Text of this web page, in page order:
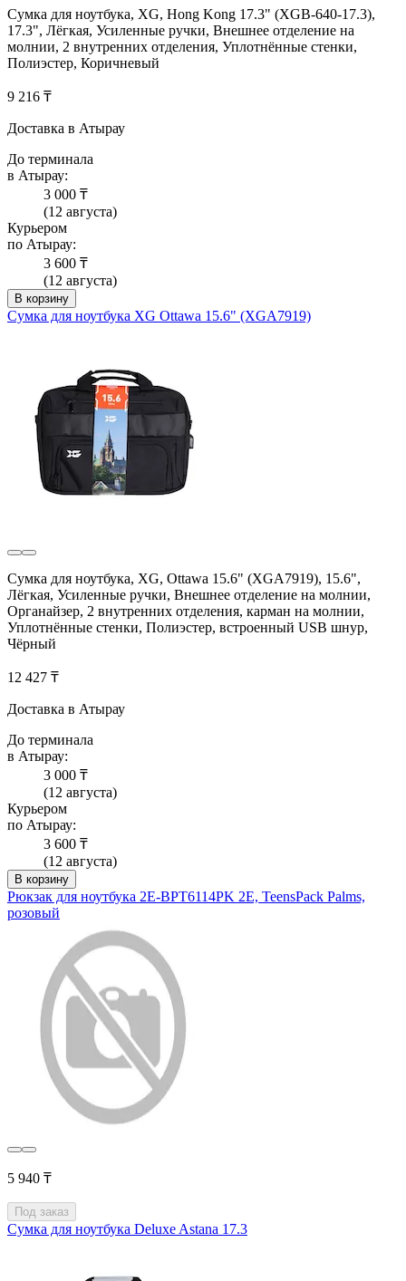
Сумка для ноутбука, XG, Hong Kong 17.3" (XGB-640-17.3),
17.3", Лёгкая, Усиленные ручки, Внешнее отделение на
молнии, 2 внутренних отделения, Уплотнённые стенки,
Полиэстер, Коричневый
9 216 ₸
Доставка в Атырау
До терминала
в Атырау:
3 000 ₸
(12 августа)
Курьером
по Атырау:
3 600 ₸
(12 августа)
В корзину
Сумка для ноутбука XG Ottawa 15.6" (XGA7919)
Сумка для ноутбука, XG, Ottawa 15.6" (XGA7919), 15.6",
Лёгкая, Усиленные ручки, Внешнее отделение на молнии,
Органайзер, 2 внутренних отделения, карман на молнии,
Уплотнённые стенки, Полиэстер, встроенный USB шнур,
Чёрный
12 427 ₸
Доставка в Атырау
До терминала
в Атырау:
3 000 ₸
(12 августа)
Курьером
по Атырау:
3 600 ₸
(12 августа)
В корзину
Рюкзак для ноутбука 2E-BPT6114PK 2Е, TeensPack Palms,
розовый
5 940 ₸
Под заказ
Сумка для ноутбука Deluxe Astana 17.3